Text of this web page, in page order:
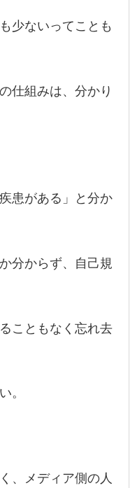
少ないってことも
仕組みは、分かり
患がある」と分か
分からず、自己規
こともなく忘れ去
。
、メディア側の人